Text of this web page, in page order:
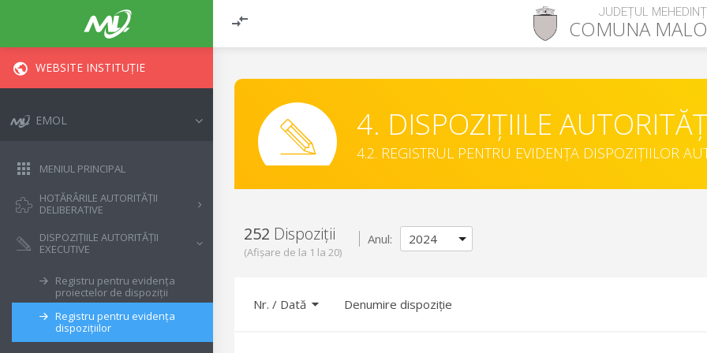
JUDEȚUL
COMUNA
WEBSITE INSTITUȚIE
EMOL
MENIUL PRINCIPAL
HOTĂRÂRILE AUTORITĂȚII
DELIBERATIVE
DISPOZIȚIILE AUTORITĂȚII
EXECUTIVE
Registru pentru evidența
proiectelor de dispoziții
Registru pentru evidența
dispozițiilor
4. DISPOZIȚIILE
4.2. REGISTRUL PENTRU EVIDENȚA DISPOZIȚIILOR
252 Dispoziții
(Afișare de la 1 la 20)
Anul:
Nr. / Dată Denumire dispoziție